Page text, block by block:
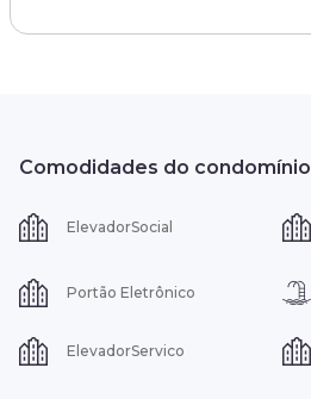
Comodidades do condomínio
ElevadorSocial
Portão Eletrônico
ElevadorServico